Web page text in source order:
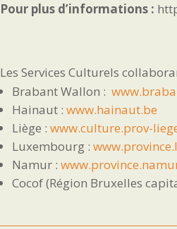
Pour plus d’informations :
Les Services Culturels
Brabant Wallon :
Hainaut :www.hainaut.be
Liège :www.culture.prov-
Luxembourg :
Namur :
Cocof (Région Bruxelles